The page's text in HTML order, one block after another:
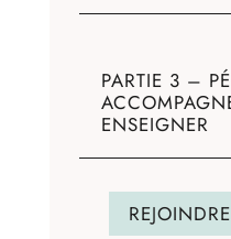
PARTIE 3 –
ENSEIGNER